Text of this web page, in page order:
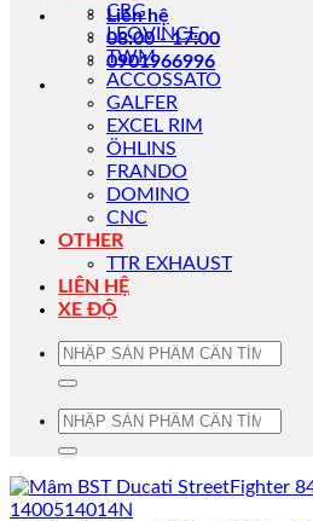
Liên hệ
08:00 - 17:00
0901966996
CRG
LEOVINCE
TWM
ACCOSSATO
GALFER
EXCEL RIM
ÖHLINS
FRANDO
DOMINO
CNC
OTHER
TTR EXHAUST
LIÊN HỆ
XE ĐỘ
Tìm
Tìm